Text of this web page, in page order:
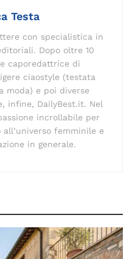
Testa
con specialistica in
Dopo oltre 10
caporedattrice di
ciaostyle (testata
moda) e poi diverse
infine, DailyBest.it. Nel
incrollabile per
femminile e
in generale.